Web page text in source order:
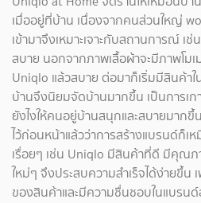
เมื่ออยู่ที่บ้าน เนื่องจากคนส่วนใหญ่
เข้ามาจึงเหมาะเจาะกับสถานการณ์
สบาย นอกจากภาพเสื้อผ้าจะมีภาพโมเ
Uniqlo แล้วสบาย ต่อมาก็เริ่มมีสินค้าใ
บ้านจึงนิยมจัดบ้านมากขึ้น เป็นการเ
ยังไงให้คนอยู่บ้านสนุกและสบายมากขึ้
ไว้ก่อนหน้าแล้วว่าการสร้างแบรนด์ก็
เรื่อยๆ เช่น Uniqlo มีสินค้าที่ดี มีคุณ
ใหม่ๆ จึงประสบความสำเร็จได้ง่ายขึ้
ของสินค้าและมีความชื่นชอบในแบรนด์